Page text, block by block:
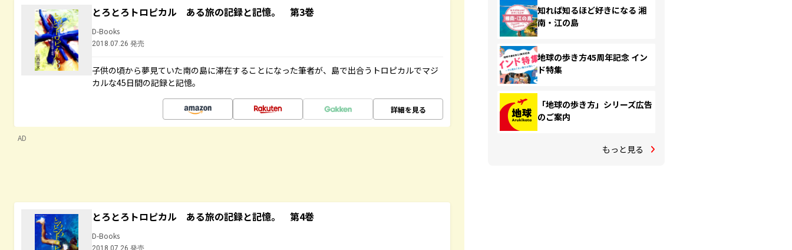
とろとろトロピカル ある旅の記録と記憶。 第3巻
D-Books
2018.07.26 発売
子供の頃から夢見ていた南の島に滞在することになった筆者が、島で出合うトロピカルでマジ
カルな45日間の記録と記憶。
詳細を見る
AD
とろとろトロピカル ある旅の記録と記憶。 第4巻
D-Books
2018.07.26 発売
知れば知るほど好きになる 湘
南・江の島
地球の歩き方45周年記念 イン
ド特集
「地球の歩き方」シリーズ広告
のご案内
もっと見る